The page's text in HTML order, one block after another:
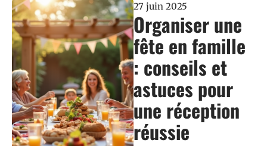
27 juin 2025
Organiser une
fête en famille
: conseils et
astuces pour
une réception
réussie